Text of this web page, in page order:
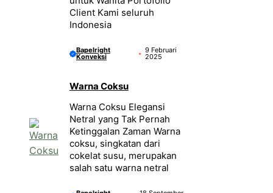
Client Kami seluruh
Indonesia
Bapelright
Konveksi
9 Februari
2025
Warna Coksu
Warna Coksu Elegansi
Netral yang Tak Pernah
Ketinggalan Zaman Warna
coksu, singkatan dari
cokelat susu, merupakan
salah satu warna netral